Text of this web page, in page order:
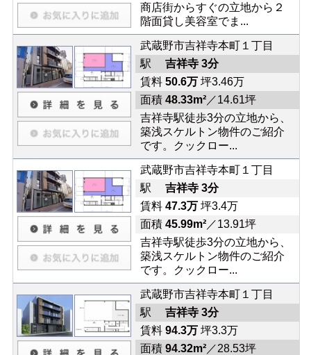
商店街からすぐの立地から２
階面貸し美容室でま...
武蔵野市吉祥寺本町１丁目
駅 吉祥寺 3分
賃料 50.6万坪3.46万
面積 48.33m²／14.61坪
吉祥寺駅徒歩3分の立地から、
築浅スケルトン物件のご紹介
です。クックロー...
武蔵野市吉祥寺本町１丁目
駅 吉祥寺 3分
賃料 47.3万坪3.4万
面積 45.99m²／13.91坪
吉祥寺駅徒歩3分の立地から、
築浅スケルトン物件のご紹介
です。クックロー...
武蔵野市吉祥寺本町１丁目
駅 吉祥寺 3分
賃料 94.3万坪3.3万
面積 94.32m²／28.53坪